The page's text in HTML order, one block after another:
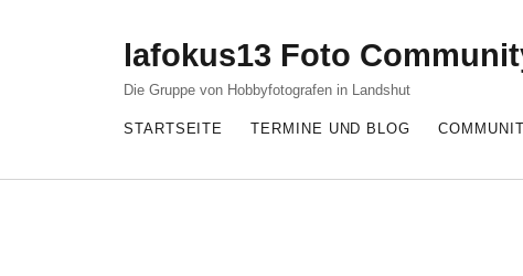
lafokus13 Foto
Die Gruppe von Hobbyfotografen in Landshut
STARTSEITE TERMINE UND BLOG